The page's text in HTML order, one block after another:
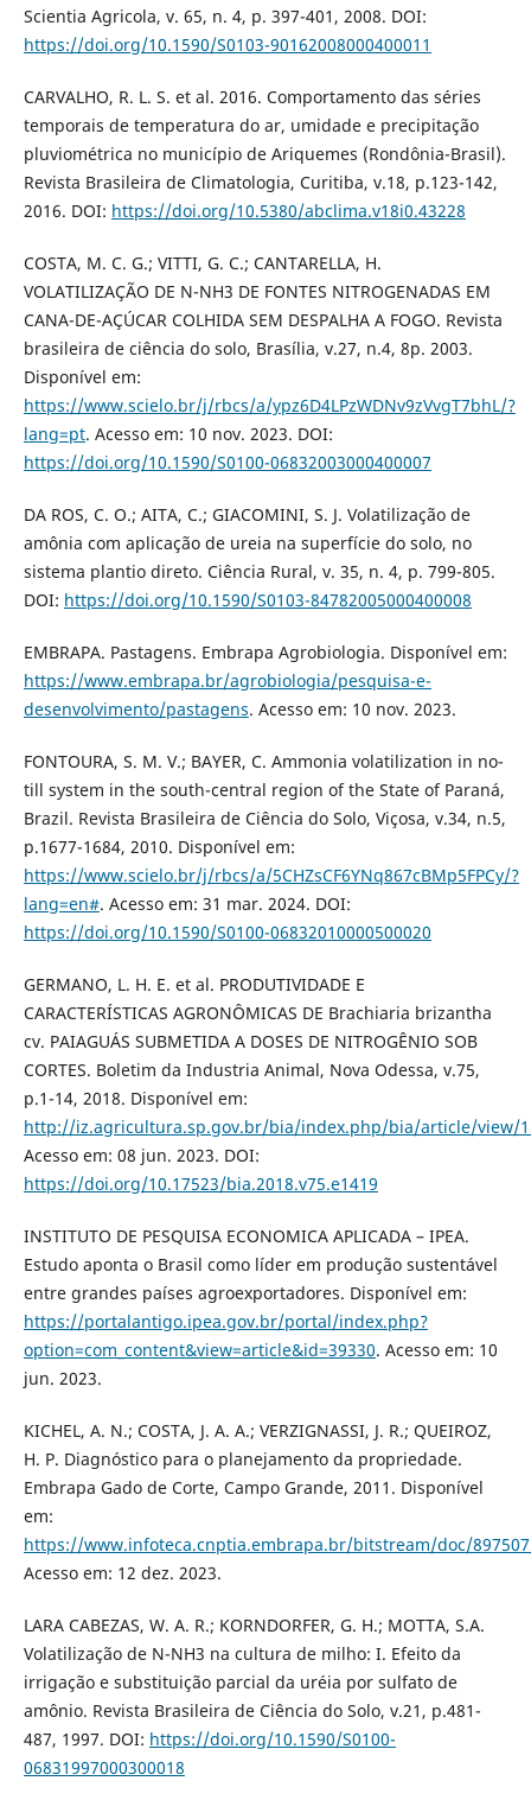
Scientia Agricola, v. 65, n. 4, p. 397-401, 2008. DOI:
https://doi.org/10.1590/S0103-90162008000400011
CARVALHO, R. L. S. et al. 2016. Comportamento das séries
temporais de temperatura do ar, umidade e precipitação
pluviométrica no município de Ariquemes (Rondônia-Brasil).
Revista Brasileira de Climatologia, Curitiba, v.18, p.123-142,
2016. DOI: https://doi.org/10.5380/abclima.v18i0.43228
COSTA, M. C. G.; VITTI, G. C.; CANTARELLA, H.
VOLATILIZAÇÃO DE N-NH3 DE FONTES NITROGENADAS EM
CANA-DE-AÇÚCAR COLHIDA SEM DESPALHA A FOGO. Revista
brasileira de ciência do solo, Brasília, v.27, n.4, 8p. 2003.
Disponível em:
https://www.scielo.br/j/rbcs/a/ypz6D4LPzWDNv9zVvgT7bhL/?
lang=pt. Acesso em: 10 nov. 2023. DOI:
https://doi.org/10.1590/S0100-06832003000400007
DA ROS, C. O.; AITA, C.; GIACOMINI, S. J. Volatilização de
amônia com aplicação de ureia na superfície do solo, no
sistema plantio direto. Ciência Rural, v. 35, n. 4, p. 799-805.
DOI: https://doi.org/10.1590/S0103-84782005000400008
EMBRAPA. Pastagens. Embrapa Agrobiologia. Disponível em:
https://www.embrapa.br/agrobiologia/pesquisa-e-
desenvolvimento/pastagens. Acesso em: 10 nov. 2023.
FONTOURA, S. M. V.; BAYER, C. Ammonia volatilization in no-
till system in the south-central region of the State of Paraná,
Brazil. Revista Brasileira de Ciência do Solo, Viçosa, v.34, n.5,
p.1677-1684, 2010. Disponível em:
https://www.scielo.br/j/rbcs/a/5CHZsCF6YNq867cBMp5FPCy/?
lang=en#. Acesso em: 31 mar. 2024. DOI:
https://doi.org/10.1590/S0100-06832010000500020
GERMANO, L. H. E. et al. PRODUTIVIDADE E
CARACTERÍSTICAS AGRONÔMICAS DE Brachiaria brizantha
cv. PAIAGUÁS SUBMETIDA A DOSES DE NITROGÊNIO SOB
CORTES. Boletim da Industria Animal, Nova Odessa, v.75,
p.1-14, 2018. Disponível em:
http://iz.agricultura.sp.gov.br/bia/index.php/bia/article/view/
Acesso em: 08 jun. 2023. DOI:
https://doi.org/10.17523/bia.2018.v75.e1419
INSTITUTO DE PESQUISA ECONOMICA APLICADA – IPEA.
Estudo aponta o Brasil como líder em produção sustentável
entre grandes países agroexportadores. Disponível em:
https://portalantigo.ipea.gov.br/portal/index.php?
option=com_content&view=article&id=39330. Acesso em: 10
jun. 2023.
KICHEL, A. N.; COSTA, J. A. A.; VERZIGNASSI, J. R.; QUEIROZ,
H. P. Diagnóstico para o planejamento da propriedade.
Embrapa Gado de Corte, Campo Grande, 2011. Disponível
em:
https://www.infoteca.cnptia.embrapa.br/bitstream/doc/
Acesso em: 12 dez. 2023.
LARA CABEZAS, W. A. R.; KORNDORFER, G. H.; MOTTA, S.A.
Volatilização de N-NH3 na cultura de milho: I. Efeito da
irrigação e substituição parcial da uréia por sulfato de
amônio. Revista Brasileira de Ciência do Solo, v.21, p.481-
487, 1997. DOI: https://doi.org/10.1590/S0100-
06831997000300018